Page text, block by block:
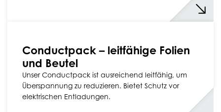
Conductpack – leitfähige Folien
und Beutel
Unser Conductpack ist ausreichend leitfähig, um
Überspannung zu reduzieren. Bietet Schutz vor
elektrischen Entladungen.